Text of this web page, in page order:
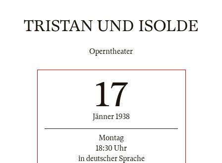
TRISTAN UND ISOLDE
Operntheater
17
Jänner 1938
Montag
18:30 Uhr
in deutscher Sprache